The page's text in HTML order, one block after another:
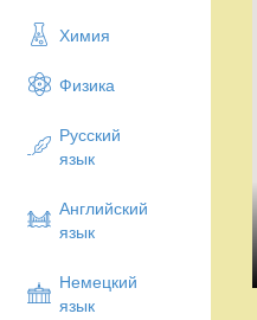
Химия
Физика
Русский
язык
Английский
язык
Немецкий
язык